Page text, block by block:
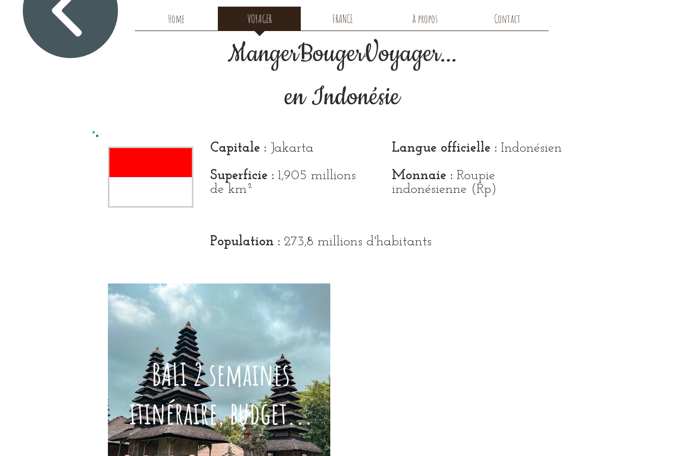
Home VOYAGER FRANCE à propos Contact
MangerBougerVoyager...
en Indonésie
Capitale : Jakarta
Superficie : 1,905 millions
de km²
Langue officielle : Indonésien
Monnaie : Roupie
indonésienne (Rp)
Population : 273,8 millions d'habitants
BALI 2 semaines
itinéraire, budget...